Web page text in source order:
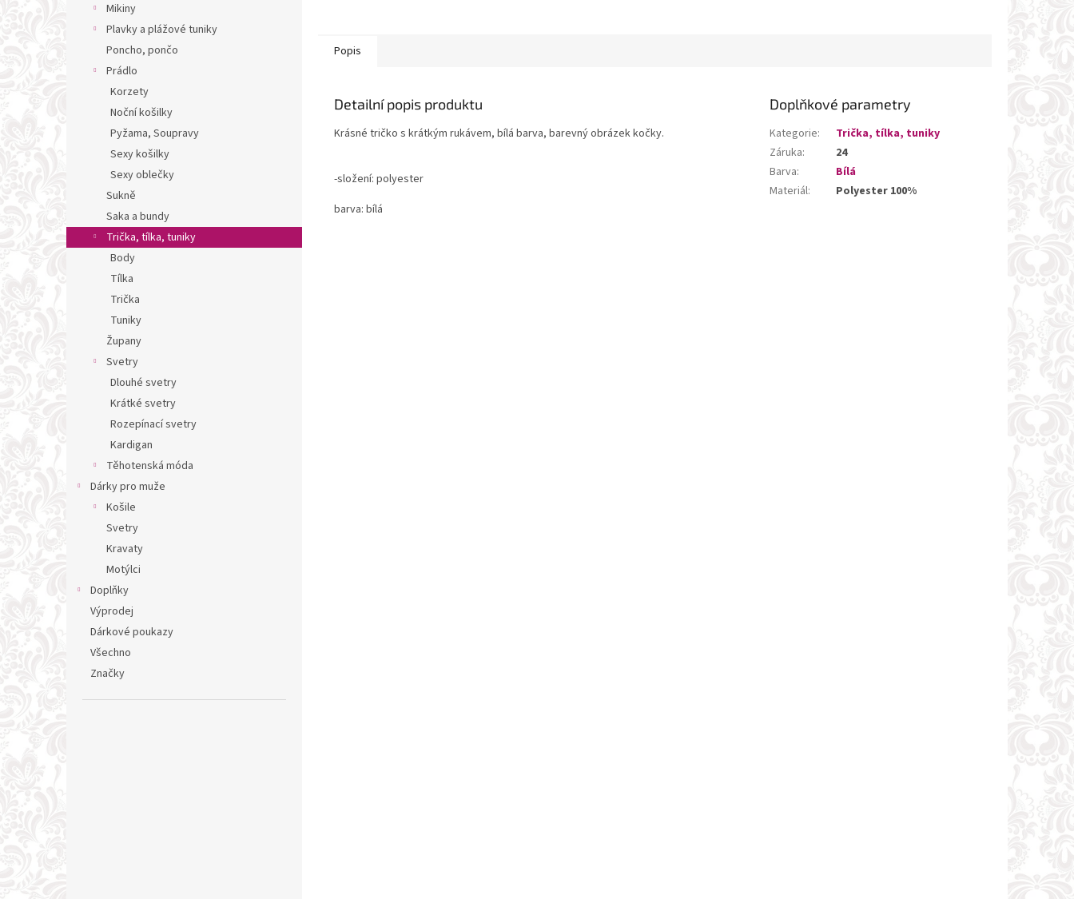
Mikiny
Plavky a plážové tuniky
Poncho, pončo
Prádlo
Korzety
Noční košilky
Pyžama, Soupravy
Sexy košilky
Sexy oblečky
Sukně
Saka a bundy
Trička, tílka, tuniky
Body
Tílka
Trička
Tuniky
Župany
Svetry
Dlouhé svetry
Krátké svetry
Rozepínací svetry
Kardigan
Těhotenská móda
Dárky pro muže
Košile
Svetry
Kravaty
Motýlci
Doplňky
Výprodej
Dárkové poukazy
Všechno
Značky
Popis
Detailní popis produktu
Krásné tričko s krátkým rukávem, bílá barva, barevný obrázek kočky.
-složení: polyester
barva: bílá
Doplňkové parametry
Kategorie:
Trička, tílka, tuniky
Záruka:
24
Barva:
Bílá
Materiál: Polyester 100%